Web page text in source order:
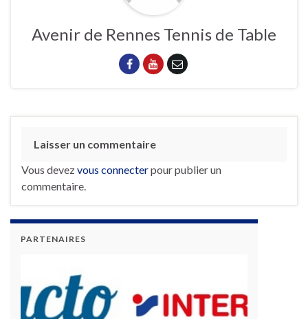
Avenir de Rennes Tennis de Table
Laisser un commentaire
Vous devezvous connecterpour publier un
commentaire.
PARTENAIRES